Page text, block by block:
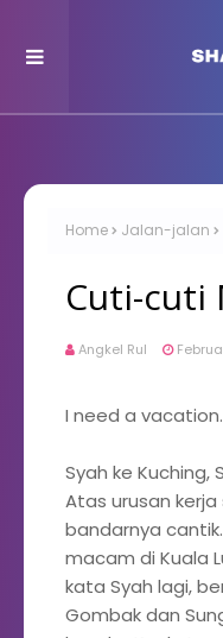
Home Jalan-jalan
Cuti-cuti
Angkel Rul
I need a
Syah ke Kuching,
Atas urusan kerja
bandarnya
macam di Kuala
kata Syah lagi,
Gombak dan